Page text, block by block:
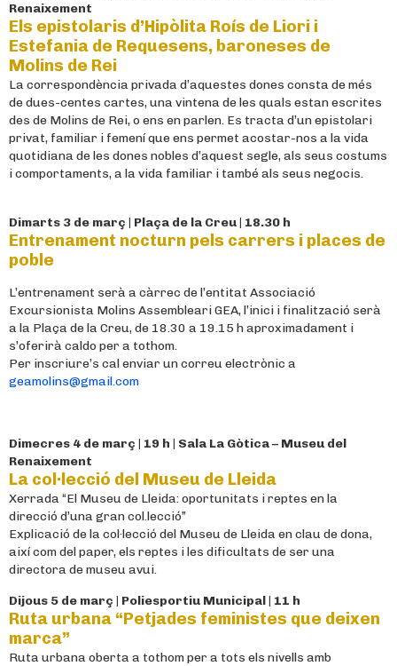
Renaixement
Els epistolaris d’Hipòlita Roís de Liori i
Estefania de Requesens, baroneses de
Molins de Rei
La correspondència privada d’aquestes dones consta de més
de dues-centes cartes, una vintena de les quals estan escrites
des de Molins de Rei, o ens en parlen. Es tracta d’un epistolari
privat, familiar i femení que ens permet acostar-nos a la vida
quotidiana de les dones nobles d’aquest segle, als seus costums
i comportaments, a la vida familiar i també als seus negocis.
Dimarts 3 de març | Plaça de la Creu | 18.30 h
Entrenament nocturn pels carrers i places de
poble
L’entrenament serà a càrrec de l’entitat Associació
Excursionista Molins Assembleari GEA, l’inici i finalització serà
a la Plaça de la Creu, de 18.30 a 19.15 h aproximadament i
s’oferirà caldo per a tothom.
Per inscriure’s cal enviar un correu electrònic a
geamolins@gmail.com
Dimecres 4 de març | 19 h | Sala La Gòtica – Museu del
Renaixement
La col·lecció del Museu de Lleida
Xerrada “El Museu de Lleida: oportunitats i reptes en la
direcció d’una gran col.lecció”
Explicació de la col·lecció del Museu de Lleida en clau de dona,
així com del paper, els reptes i les dificultats de ser una
directora de museu avui.
Dijous 5 de març | Poliesportiu Municipal | 11 h
Ruta urbana “Petjades feministes que deixen
marca”
Ruta urbana oberta a tothom per a tots els nivells amb